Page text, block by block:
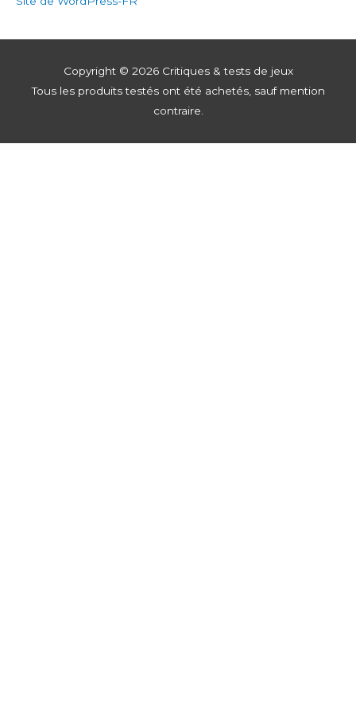
Copyright © 2026 Critiques & tests de jeux
Tous les produits testés ont été achetés, sauf mention
contraire.